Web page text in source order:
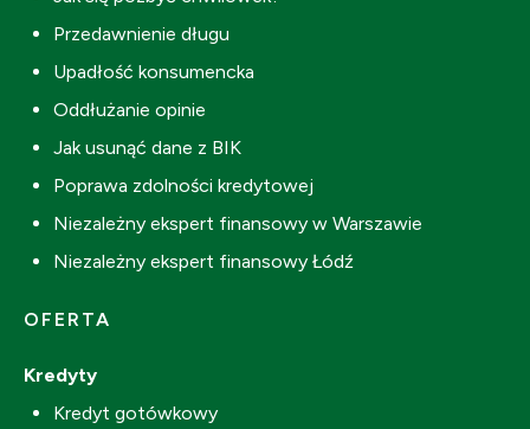
Przedawnienie długu
Upadłość konsumencka
Oddłużanie opinie
Jak usunąć dane z BIK
Poprawa zdolności kredytowej
Niezależny ekspert finansowy w Warszawie
Niezależny ekspert finansowy Łódź
OFERTA
Kredyty
Kredyt gotówkowy